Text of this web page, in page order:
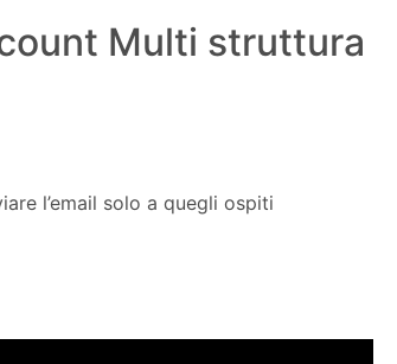
Multi struttura
l’email solo a quegli ospiti